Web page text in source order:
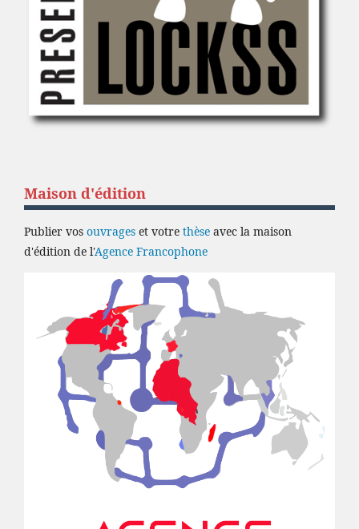
Maison d'édition
Publier vos ouvrages et votre thèse avec la maison
d'édition de l'Agence Francophone